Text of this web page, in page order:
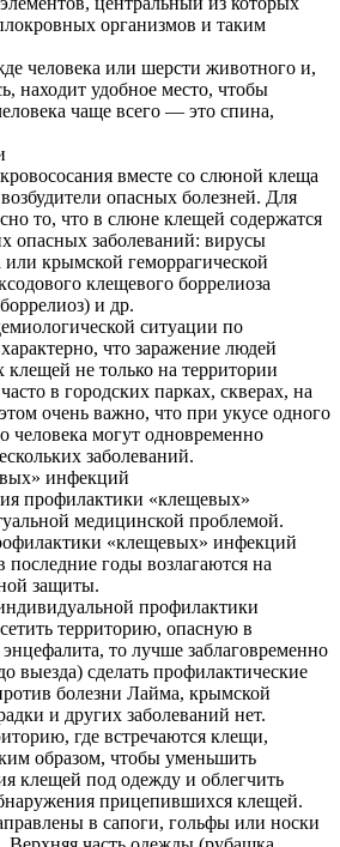
организмов и таким
человека или шерсти животного и,
находит удобное место, чтобы
чаще всего — это спина,
вместе со слюной клеща
опасных болезней. Для
то, что в слюне клещей содержатся
опасных заболеваний: вирусы
крымской геморрагической
клещевого боррелиоза
и др.
ситуации по
что заражение людей
клещей не только на территории
в городских парках, скверах, на
очень важно, что при укусе одного
человека могут одновременно
заболеваний.
инфекций
профилактики «клещевых»
медицинской проблемой.
«клещевых» инфекций
годы возлагаются на
защиты.
профилактики
территорию, опасную в
то лучше заблаговременно
выезда) сделать профилактические
болезни Лайма, крымской
и других заболеваний нет.
где встречаются клещи,
образом, чтобы уменьшить
клещей под одежду и облегчить
прицепившихся клещей.
в сапоги, гольфы или носки